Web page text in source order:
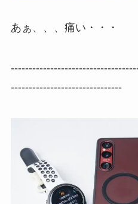
あぁ、、、痛い・・・
-------------------------------